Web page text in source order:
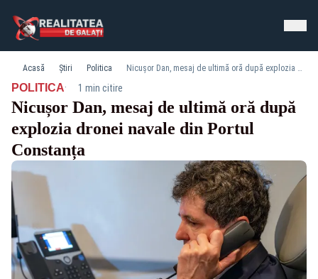
Acasă Știri Politica Nicușor Dan, mesaj de ultimă oră după explozia dronei navale din Portul Constanța
POLITICA· 1 min citire
Nicușor Dan, mesaj de ultimă oră după
explozia dronei navale din Portul
Constanța